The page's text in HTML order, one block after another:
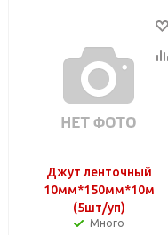
Джут ленточный
10мм*150мм*10м
(5шт/уп)
Много